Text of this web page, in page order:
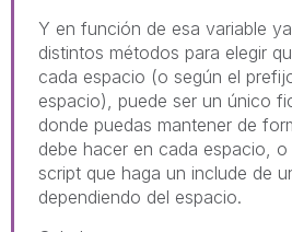
Y en función de esa variable
distintos métodos para elegir
cada espacio (o según el
espacio), puede ser un único
donde puedas mantener de
debe hacer en cada espacio,
script que haga un include de
dependiendo del espacio.